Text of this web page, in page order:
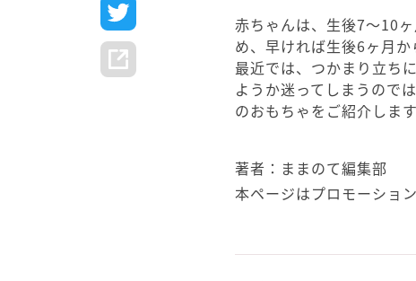
赤ちゃんは、生後7～10
め、早ければ生後6ヶ月
最近では、つかまり立ち
ようか迷ってしまうので
のおもちゃをご紹介します
著者：ままのて編集部
本ページはプロモーショ